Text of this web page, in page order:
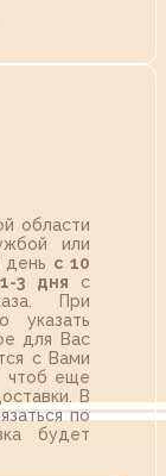
области
или
день с 10
3 дня с
При
указать
для Вас
с Вами
чтоб еще
В
по
будет